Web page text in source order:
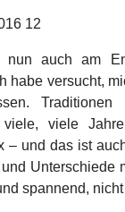
nun auch am
habe versucht,
Traditionen
viele, viele
– und das ist
Unterschiede
spannend,